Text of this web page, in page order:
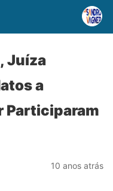
Juíza
a
Participaram
10 anos atrás